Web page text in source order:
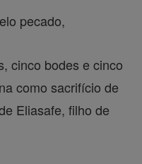
pecado,
cinco bodes e cinco
como sacrifício de
Eliasafe, filho de